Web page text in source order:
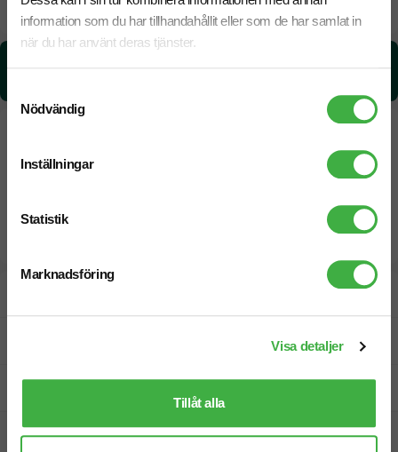
information som du har tillhandahållit eller som de har samlat in
när du har använt deras tjänster.
Nödvändig
Inställningar
Statistik
Marknadsföring
Visa detaljer
Tillåt alla
18 Augusti
Snabbare leverans? Kontakta oss.
Snabb leverans